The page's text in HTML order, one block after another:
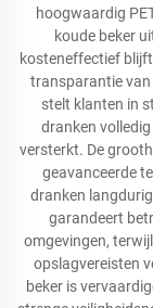
hoogwaardig
koude beker
kosteneffectief
transparantie van
stelt klanten in
dranken
versterkt. De
geavanceerde
dranken
garandeert
omgevingen,
opslagvereisten
beker is